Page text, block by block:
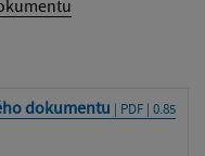
dokumentu | PDF | 0.85